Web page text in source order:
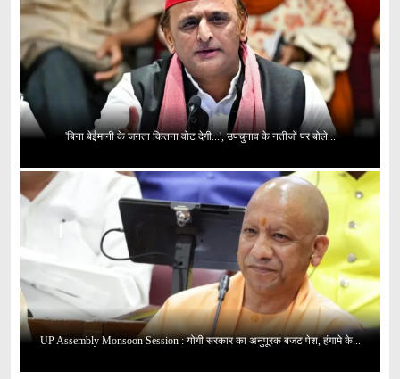
'बिना बेईमानी के जनता कितना वोट देगी...', उपचुनाव के नतीजों पर बोले...
UP Assembly Monsoon Session : योगी सरकार का अनुपूरक बजट पेश, हंगामे के...